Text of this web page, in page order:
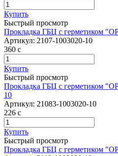
Купить
Быстрый просмотр
Прокладка ГБЦ с герметиком
Артикул: 2107-1003020-10
360 c
Купить
Быстрый просмотр
Прокладка ГБЦ с герметиком
10
Артикул: 21083-1003020-10
226 c
Купить
Быстрый просмотр
Прокладка ГБЦ с герметиком